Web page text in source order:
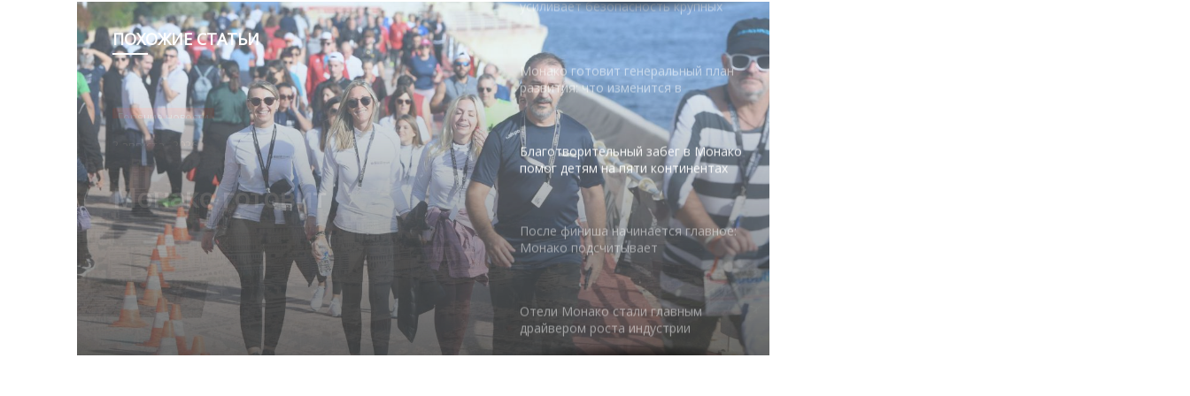
ПОХОЖИЕ СТАТЬИ
Горячие новости
1 августа , 2026
Благотворительный забег в
Монако помог детям на
пяти континентах
Монако готовит генеральный план
развития: что изменится в
Княжестве
Благотворительный забег в Монако
помог детям на пяти континентах
После финиша начинается главное:
Монако подсчитывает
экономическую ценность Гран-при
Формулы-1
Отели Монако стали главным
драйвером роста индустрии
гостеприимства